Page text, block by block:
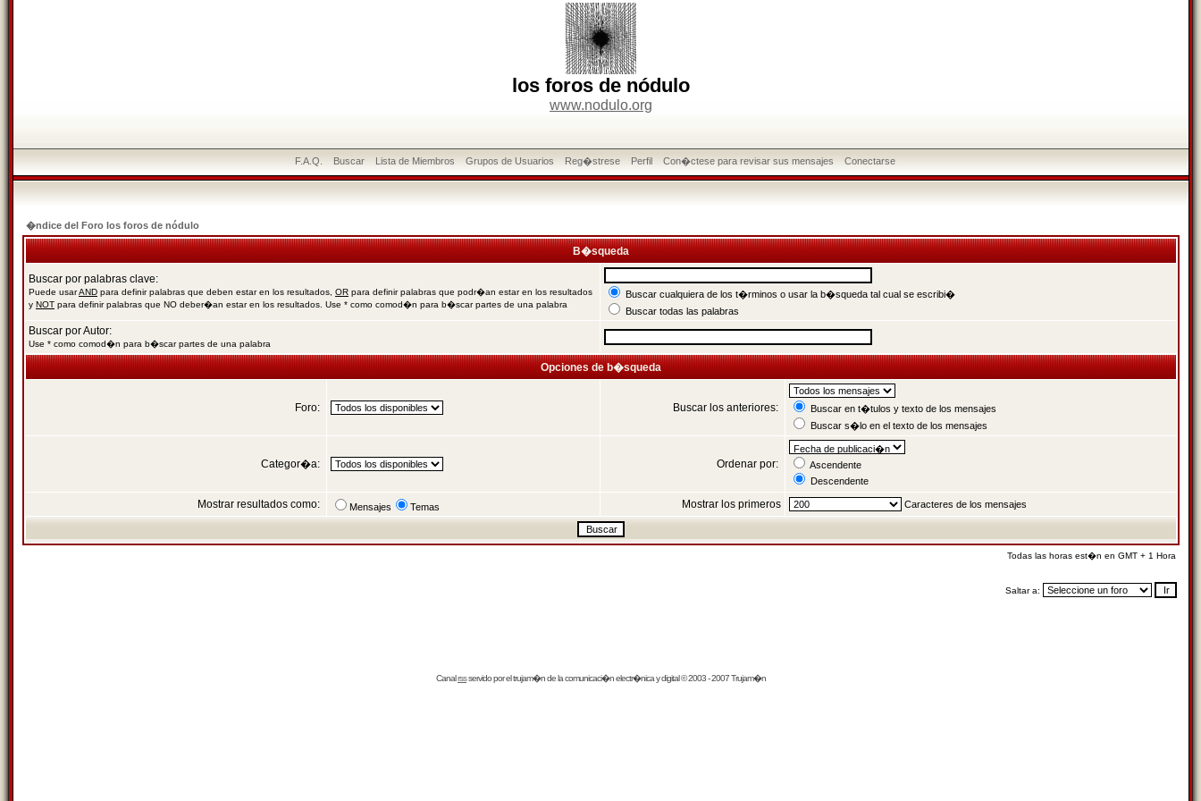
los foros de nódulo
www.nodulo.org
F.A.Q. Buscar Lista de Miembros Grupos de Usuarios Reg�strese Perfil Con�ctese para revisar sus mensajes Conectarse
�ndice del Foro los foros de nódulo
B�squeda
Buscar por palabras clave:
Puede usarAND para definir palabras que deben estar en los resultados, OR para definir palabras que podr�an estar en los resultados
y NOT para definir palabras que NO deber�an estar en los resultados. Use * como comod�n para b�scar partes de una palabra
Buscar cualquiera de los t�rminos o usar la b�squeda tal cual se escribi�
Buscar todas las palabras
Buscar por Autor:
Use * como comod�n para b�scar partes de una palabra
Opciones de b�squeda
Foro: Buscar los anteriores:
Buscar en t�tulos y texto de los mensajes
Buscar s�lo en el texto de los mensajes
Categor�a: Ordenar por:
Ascendente
Descendente
Mostrar resultados como: Mensajes Temas Mostrar los primeros Caracteres de los mensajes
Todas las horas est�n en GMT + 1 Hora
Saltar a:
Canalrssservido por eltrujam�nde la comunicaci�n electr�nica y digital © 2003 - 2007 Trujam�n